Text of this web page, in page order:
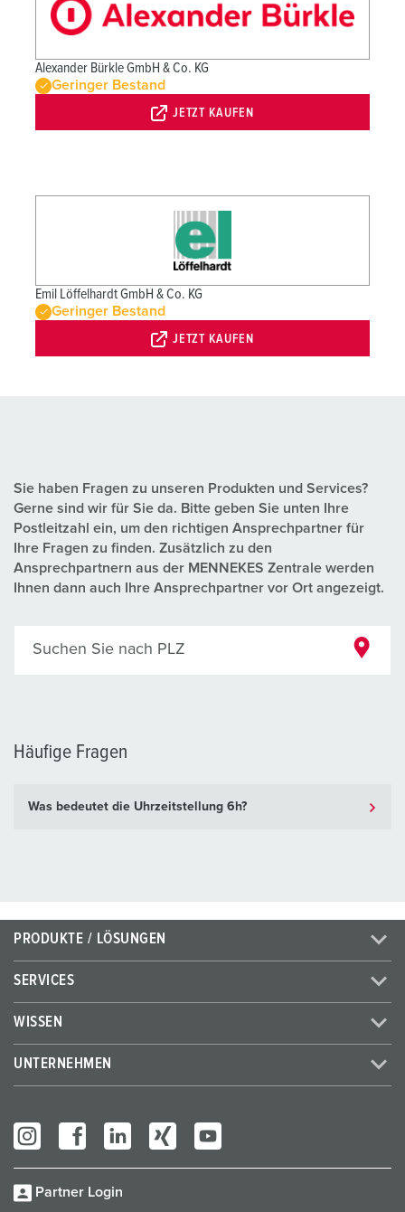
Alexander Bürkle GmbH & Co. KG
Geringer Bestand
JETZT KAUFEN
Emil Löffelhardt GmbH & Co. KG
Geringer Bestand
JETZT KAUFEN
Sie haben Fragen zu unseren Produkten und Services?
Gerne sind wir für Sie da. Bitte geben Sie unten Ihre
Postleitzahl ein, um den richtigen Ansprechpartner für
Ihre Fragen zu finden. Zusätzlich zu den
Ansprechpartnern aus der MENNEKES Zentrale werden
Ihnen dann auch Ihre Ansprechpartner vor Ort angezeigt.
Suchen Sie nach PLZ
Häufige Fragen
Was bedeutet die Uhrzeitstellung 6h?
PRODUKTE / LÖSUNGEN
SERVICES
WISSEN
UNTERNEHMEN
Partner Login